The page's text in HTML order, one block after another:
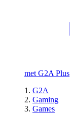
met G2A Plus
G2A
Gaming
Games